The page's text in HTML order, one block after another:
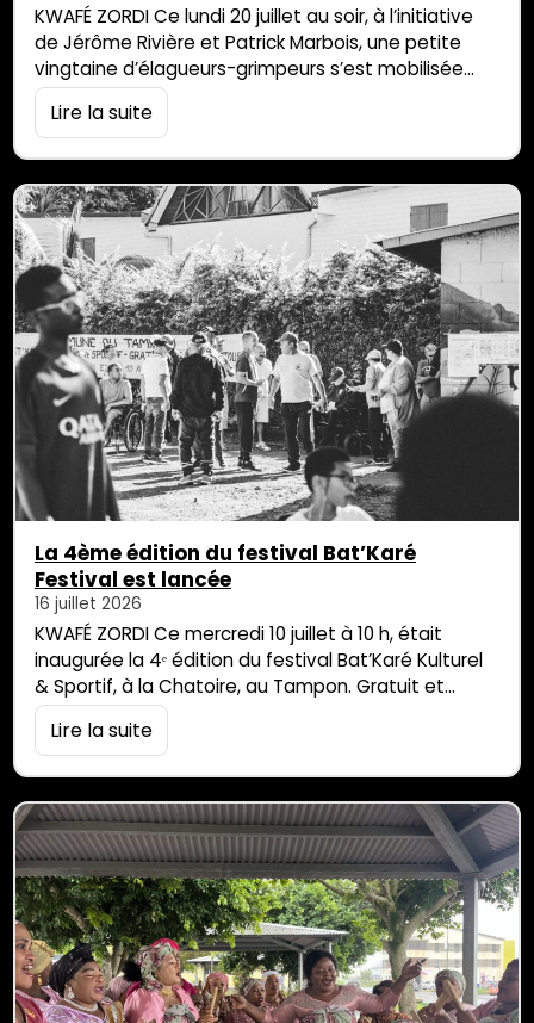
KWAFÉ ZORDI Ce lundi 20 juillet au soir, à l’initiative
de Jérôme Rivière et Patrick Marbois, une petite
vingtaine d’élagueurs-grimpeurs s’est mobilisée
contre la coupe d’un arbre centenaire sur le
chantier des ponts de Trois-Ravines, à Saint-Louis.
passé une […]
Lire la suite
La 4ème édition du festival Bat’Karé
Festival est lancée
16 juillet 2026
KWAFÉ ZORDI Ce mercredi 10 juillet à 10 h, était
inaugurée la 4ᵉ édition du festival Bat’Karé Kulturel
& Sportif, à la Chatoire, au Tampon. Gratuit et
ouvert à tous.tes, il s’adresse en priorité aux
habitant.e.s des quartiers prioritaires de la ville. À
dans […]
Lire la suite